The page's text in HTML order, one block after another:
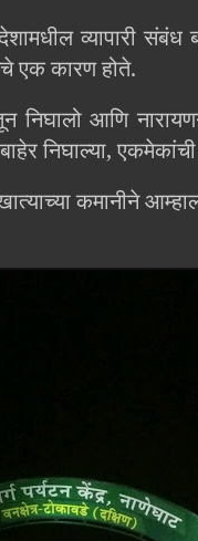
व्यापारी
एक कारण होते.
आणि
बाहेर निघाल्या,
कमानीने